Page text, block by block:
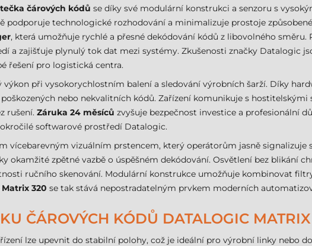
čárových kódů se díky své modulární konstrukci a senzoru s
podporuje technologické rozhodování a minimalizuje prostoje
, která umožňuje rychlé a přesné dekódování kódů z libovolného
a zajišťuje plynulý tok dat mezi systémy. Zkušenosti značky Datalogic
řešení pro logistická centra.
výkon při vysokorychlostním balení a sledování výrobních šarží. Díky
nebo nekvalitních kódů. Zařízení komunikuje s
rušení. Záruka 24 měsíců zvyšuje bezpečnost investice a profesionální
softwarové prostředí Datalogic.
vícebarevným vizuálním prstencem, který operátorům jasně signalizuje
okamžité zpětné vazbě o úspěšném dekódování. Osvětlení bez blikání
ručního skenování. Modulární konstrukce umožňuje kombinovat
320 se tak stává nepostradatelným prvkem moderních
ČÁROVÝCH KÓDŮ DATALOGIC
lze upevnit do stabilní polohy, což je ideální pro výrobní linky nebo